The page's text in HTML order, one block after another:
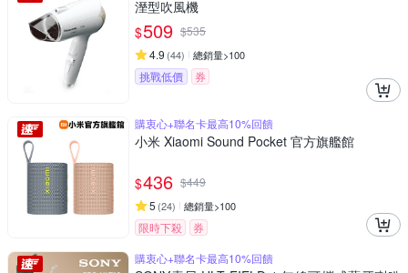
溼型吹風機
$509 $535
4.9 (44) 總銷量>100
挑戰低價 券
購衷心+聯名卡最高10%回饋
小米 Xiaomi Sound Pocket 官方旗艦館
$436 $449
5 (24) 總銷量>100
限時下殺
券
購衷心+聯名卡最高10%回饋